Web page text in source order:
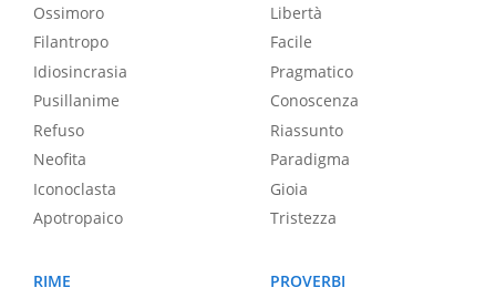
Ossimoro
Filantropo
Idiosincrasia
Pusillanime
Refuso
Neofita
Iconoclasta
Apotropaico
Libertà
Facile
Pragmatico
Conoscenza
Riassunto
Paradigma
Gioia
Tristezza
RIME
PROVERBI